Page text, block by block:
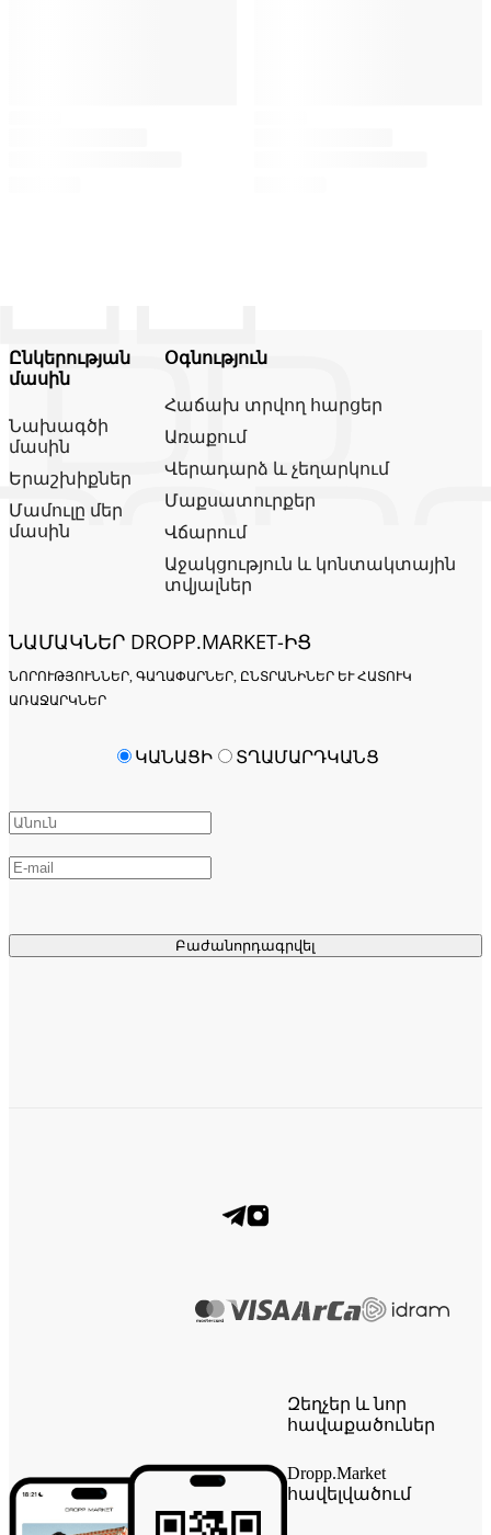
Ընկերության
մասին
Նախագծի
մասին
Երաշխիքներ
Մամուլը մեր
մասին
Օգնություն
Հաճախ տրվող հարցեր
Առաքում
Վերադարձ և չեղարկում
Մաքսատուրքեր
Վճարում
Աջակցություն և կոնտակտային
տվյալներ
ՆԱՄԱԿՆԵՐ DROPP.MARKET-ԻՑ
ՆՈՐՈՒԹՅՈՒՆՆԵՐ, ԳԱՂԱՓԱՐՆԵՐ, ԸՆՏՐԱՆԻՆԵՐ ԵՒ ՀԱՏՈՒԿ Ա
ՌԱՋԱՐԿՆԵՐ
Բաժանորդագրվել
ԿԱՆԱՑԻ ՏՂԱՄԱՐԴԿԱՆՑ
Զեղչեր և նոր
հավաքածուներ
Dropp.Market
հավելվածում